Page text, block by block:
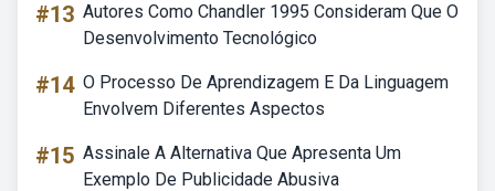
#13 Autores Como Chandler 1995 Consideram Que O
Desenvolvimento Tecnológico
#14 O Processo De Aprendizagem E Da Linguagem
Envolvem Diferentes Aspectos
#15 Assinale A Alternativa Que Apresenta Um
Exemplo De Publicidade Abusiva